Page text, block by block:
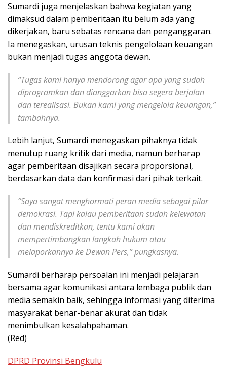
Sumardi juga menjelaskan bahwa kegiatan yang
dimaksud dalam pemberitaan itu belum ada yang
dikerjakan, baru sebatas rencana dan penganggaran.
Ia menegaskan, urusan teknis pengelolaan keuangan
bukan menjadi tugas anggota dewan.
“Tugas kami hanya mendorong agar apa yang sudah
diprogramkan dan dianggarkan bisa segera berjalan
dan terealisasi. Bukan kami yang mengelola keuangan,”
tambahnya.
Lebih lanjut, Sumardi menegaskan pihaknya tidak
menutup ruang kritik dari media, namun berharap
agar pemberitaan disajikan secara proporsional,
berdasarkan data dan konfirmasi dari pihak terkait.
“Saya sangat menghormati peran media sebagai pilar
demokrasi. Tapi kalau pemberitaan sudah kelewatan
dan mendiskreditkan, tentu kami akan
mempertimbangkan langkah hukum atau
melaporkannya ke Dewan Pers,” pungkasnya.
Sumardi berharap persoalan ini menjadi pelajaran
bersama agar komunikasi antara lembaga publik dan
media semakin baik, sehingga informasi yang diterima
masyarakat benar-benar akurat dan tidak
menimbulkan kesalahpahaman.
(Red)
DPRD Provinsi Bengkulu